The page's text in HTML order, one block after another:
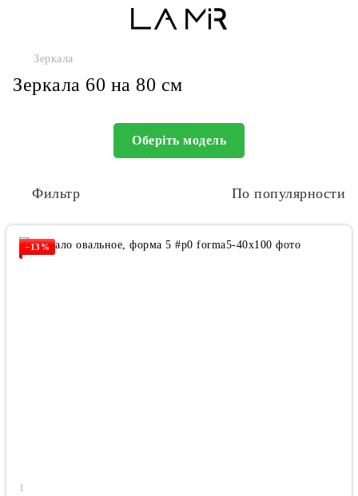
Зеркала
Зеркала 60 на 80 см
Оберіть модель
Фильтр По популярности
−13%
1